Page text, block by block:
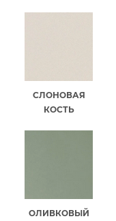
СЛОНОВАЯ
КОСТЬ
ОЛИВКОВЫЙ